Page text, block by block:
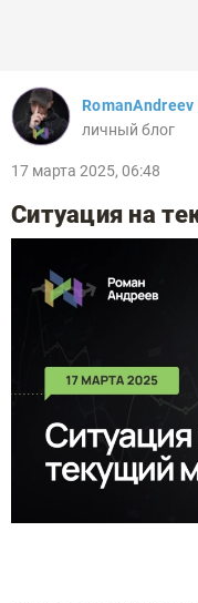
RomanAndreev
личный блог
17 марта 2025, 06:48
Ситуация на